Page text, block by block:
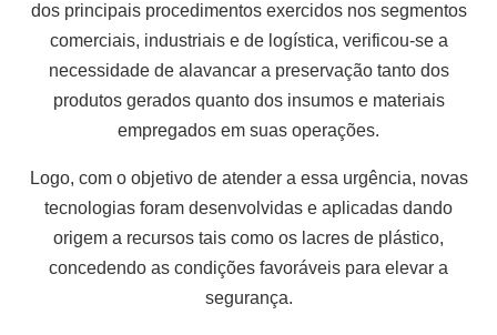
dos principais procedimentos exercidos nos segmentos
comerciais, industriais e de logística, verificou-se a
necessidade de alavancar a preservação tanto dos
produtos gerados quanto dos insumos e materiais
empregados em suas operações.
Logo, com o objetivo de atender a essa urgência, novas
tecnologias foram desenvolvidas e aplicadas dando
origem a recursos tais como os lacres de plástico,
concedendo as condições favoráveis para elevar a
segurança.